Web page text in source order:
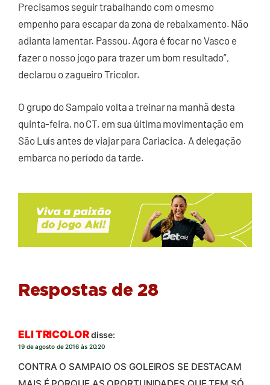
Precisamos seguir trabalhando com o mesmo
empenho para escapar da zona de rebaixamento. Não
adianta lamentar. Passou. Agora é focar no Vasco e
fazer o nosso jogo para trazer um bom resultado”,
declarou o zagueiro Tricolor.
O grupo do Sampaio volta a treinar na manhã desta
quinta-feira, no CT, em sua última movimentação em
São Luís antes de viajar para Cariacica. A delegação
embarca no período da tarde.
Respostas de 28
ELI TRICOLORdisse:
19 de agosto de 2016 às 20:20
CONTRA O SAMPAIO OS GOLEIROS SE DESTACAM